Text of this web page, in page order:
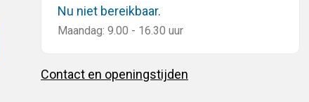
externe website)
Nu niet bereikbaar.
Maandag: 9.00 - 16.30 uur
Contact en openingstijden